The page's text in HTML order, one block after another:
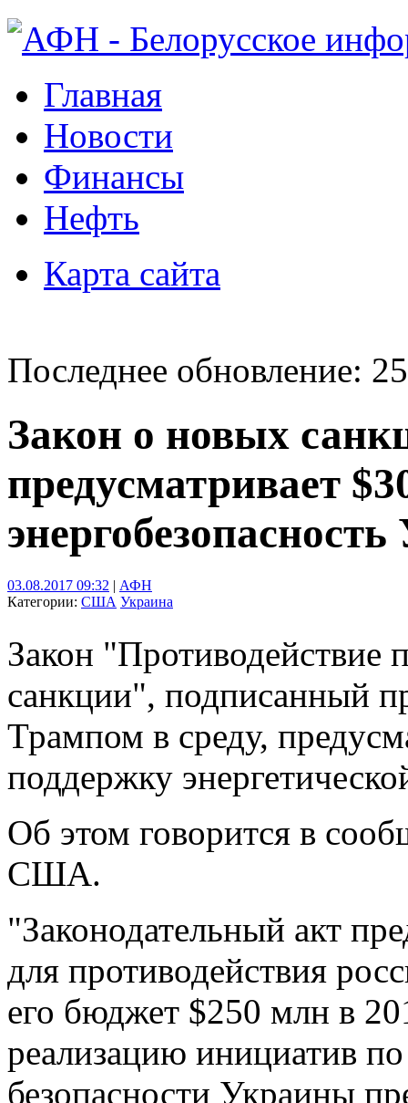
Главная
Новости
Финансы
Нефть
Карта сайта
Последнее обновление:
Закон о новых
предусматривает
03.08.2017 09:32 | АФН
Категории: США Украина
Закон "Противодействие
санкции", подписанный
Трампом в среду,
поддержку
Об этом говорится в
США.
"Законодательный акт
для противодействия
его бюджет $250 млн в
реализацию инициатив
безопасности Украины